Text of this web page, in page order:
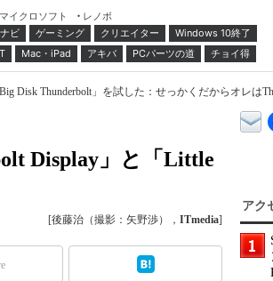
イクロソフト
レノボ
ビ ゲーミング クリエイター
Windows 10終了
Mac・iPad アキバ PCパーツの道 チョイ得
Disk Thunderbolt」を試した：せっかくだからオレは
Display」と「Little
[後藤治（撮影：矢野渉）， ITmedia]
アク